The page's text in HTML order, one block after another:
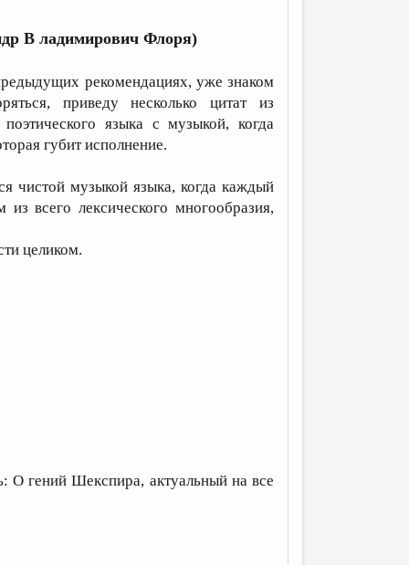
В ладимирович Флоря)
рекомендациях, уже знаком
приведу несколько цитат из
языка с музыкой, когда
губит исполнение.
чистой музыкой языка, когда каждый
всего лексического многообразия,
целиком.
О гений Шекспира, актуальный на все